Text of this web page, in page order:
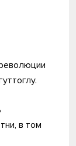
в том